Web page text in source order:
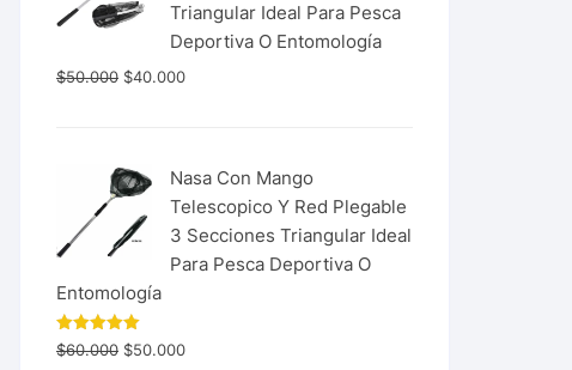
Triangular Ideal Para Pesca
Deportiva O Entomología
$50.000 $40.000
Nasa Con Mango
Telescopico Y Red Plegable
3 Secciones Triangular Ideal
Para Pesca Deportiva O
Entomología
Valorado
con 5.00
$60.000 $50.000